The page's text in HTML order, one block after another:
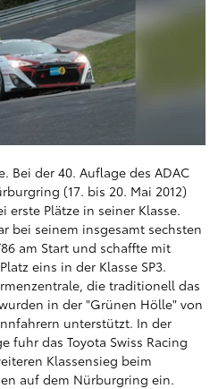
Bei der 40. Auflage des ADAC
(17. bis 20. Mai 2012)
erste Plätze in seiner Klasse.
bei seinem insgesamt sechsten
am Start und schaffte mit
eins in der Klasse SP3.
die traditionell das
in der "Grünen Hölle" von
unterstützt. In der
fuhr das Toyota Swiss Racing
Klassensieg beim
auf dem Nürburgring ein.